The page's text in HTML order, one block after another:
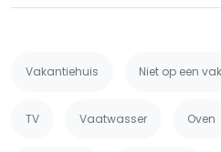
Vakantiehuis Niet op een
TV Vaatwasser Oven